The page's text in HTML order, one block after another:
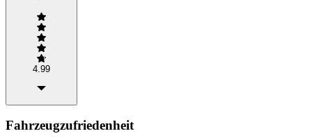
4.99
Fahrzeugzufriedenheit